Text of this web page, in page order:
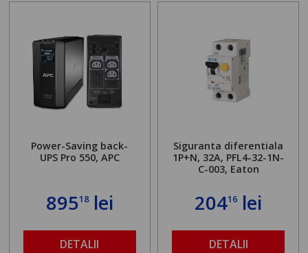
Power-Saving back-
UPS Pro 550, APC
89518lei
DETALII
Siguranta diferentiala
1P+N, 32A, PFL4-32-1N-
C-003, Eaton
20416 lei
DETALII